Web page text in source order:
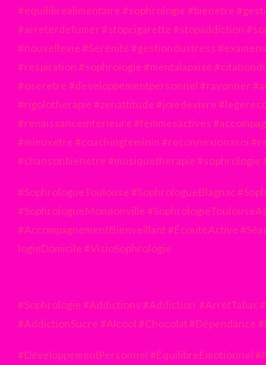
#equilibrealimentaire #sophrologie #bienetre
#arreterdefumer #stopcigarette #stopaddiction
#nouvellevie #Sérénité #gestiondustress
#respiration #sophrologie #mentalapaisé
#oseretre #developpementpersonnel #rayonner
#rigolotherapie #zenattitude #joiedevivre
#renaissanceinterieure #femmesactives
#mieuxetre #coachingfeminin #reconnexionasoi
#chansonbienetre #musiquetherapie #sophrologie
#SophrologueToulouse #SophrologueBlagnac
#SophrologueMondonville
#AccompagnementBienveillant #ÉcouteActive
logieDomicile #VisioSophrologie
#Sophrologie #Addictions #Addiction #ArrêtTabac
#AddictionSucre #Alcool #Chocolat #Dépendance
#DéveloppementPersonnel #ÉquilibreÉmotionnel